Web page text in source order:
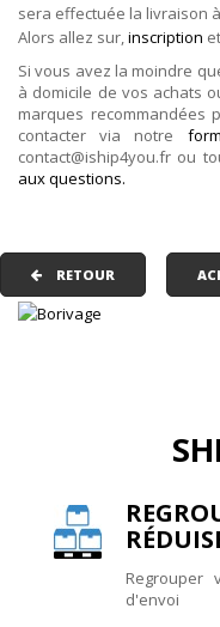
sera effectuée la livraison
Alors allez sur, inscription
Si vous avez la moindre
à domicile de vos achats
marques recommandées
contacter via notre
contact@iship4you.fr ou
aux questions.
RETOUR
d'envoi